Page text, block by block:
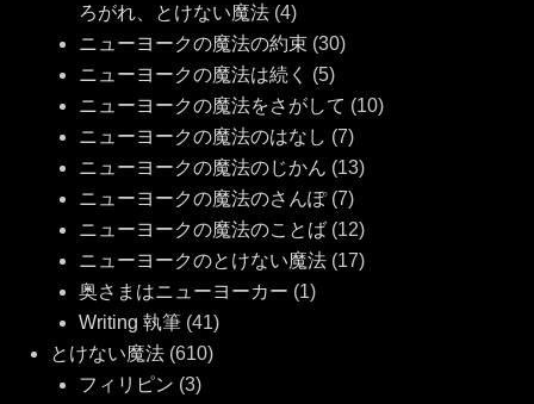
ろがれ、とけない魔法(4)
ニューヨークの魔法の約束 (30)
ニューヨークの魔法は続く
(5)
ニューヨークの魔法をさがして (10)
ニューヨークの魔法のはなし (7)
ニューヨークの魔法のじかん (13)
ニューヨークの魔法のさんぽ(7)
ニューヨークの魔法のことば(12)
ニューヨークのとけない魔法(17)
奥さまはニューヨーカー (1)
Writing 執筆(41)
とけない魔法(610)
フィリピン (3)